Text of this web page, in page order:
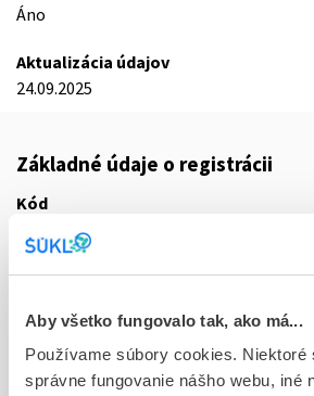
Aby všetko fungovalo tak, ako má...
Používame súbory cookies. Niektoré
správne fungovanie nášho webu, iné
Áno
Aktualizácia údajov
24.09.2025
Základné údaje o registrácii
Kód
Registračné číslo
Doplnok
tbl flm 168x90 mg (blis. Al-PVC/PE/